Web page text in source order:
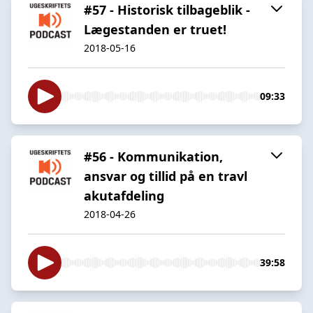
#57 - Historisk tilbageblik -
Lægestanden er truet!
2018-05-16
09:33
#56 - Kommunikation,
ansvar og tillid på en travl
akutafdeling
2018-04-26
39:58